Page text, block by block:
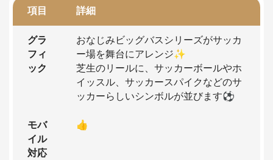
項目 詳細
グラ
フィ
ック
おなじみビッグバスシリーズがサッカ
ー場を舞台にアレンジ✨
芝生のリールに、サッカーボールやホ
イッスル、サッカースパイクなどのサ
ッカーらしいシンボルが並びます⚽️
モバ
イル
対応
👍